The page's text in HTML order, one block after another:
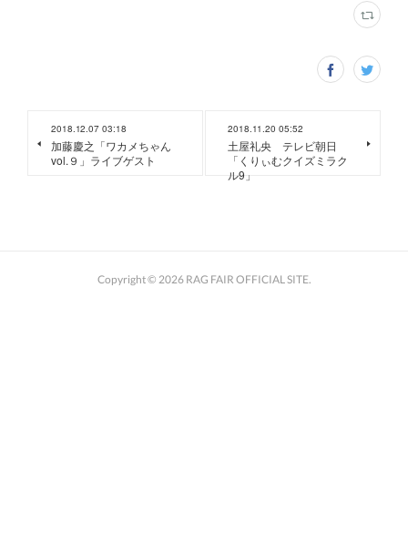
2018.12.07 03:18
加藤慶之「ワカメちゃん
vol.９」ライブゲスト
2018.11.20 05:52
土屋礼央 テレビ朝日
「くりぃむクイズミラク
ル9」
Copyright © 2026 RAG FAIR OFFICIAL SITE.